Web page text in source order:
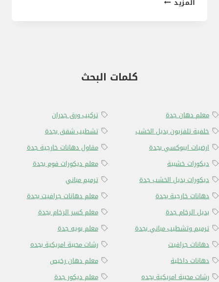
المزيد
كلمات البحث
معلم دهان جدة
تركيب ورق جدران
خلفية تلفزيون بديل الخشب
تشطيب شقق بجدة
ارضيات ايبوكسي بجدة
مقاول دهانات خارجية جدة
ديكورات خشبية
معلم ديكورات فوم بجدة
ديكورات بديل الخشب جدة
ترميم مباني
دهانات خارجية بجدة
معلم دهانات جرافيت بجدة
بديل الرخام جدة
معلم كسر الرخام بجدة
ترميم وتشطيب مباني بجدة
معلم بويه جدة
دهانات جرافيت
رشات محببة امريكية بجده
دهانات داخلية
معلم دهان رخيص
رشات محببة امريكية بجده
معلم ديكور جدة